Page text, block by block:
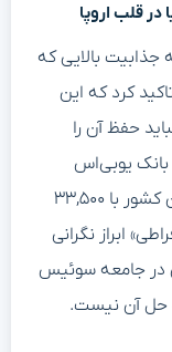
در قلب اروپا
جذابیت بالایی که
کرد که این
حفظ آن را
بانک یوبی‌اس
(UBS) به عنوان یکی از بزرگترین کارفرمایان کشور با ۳۳,۵۰۰
ابراز نگرانی
مهاجران در جامعه سوئیس
حل آن نیست.